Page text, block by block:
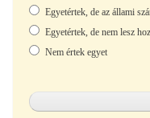
Egyetértek, de az állami
Egyetértek, de nem lesz
Nem értek egyet